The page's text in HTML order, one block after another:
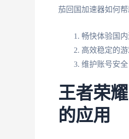
茄回国加速器如何
畅快体验国
高效稳定的
维护账号安
王者荣
的应用